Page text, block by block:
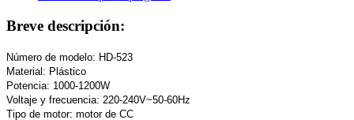
Breve descripción:
Número de modelo: HD-523
Material: Plástico
Potencia: 1000-1200W
Voltaje y frecuencia: 220-240V~50-60Hz
Tipo de motor: motor de CC